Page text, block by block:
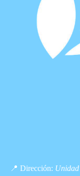
📍 Dirección: